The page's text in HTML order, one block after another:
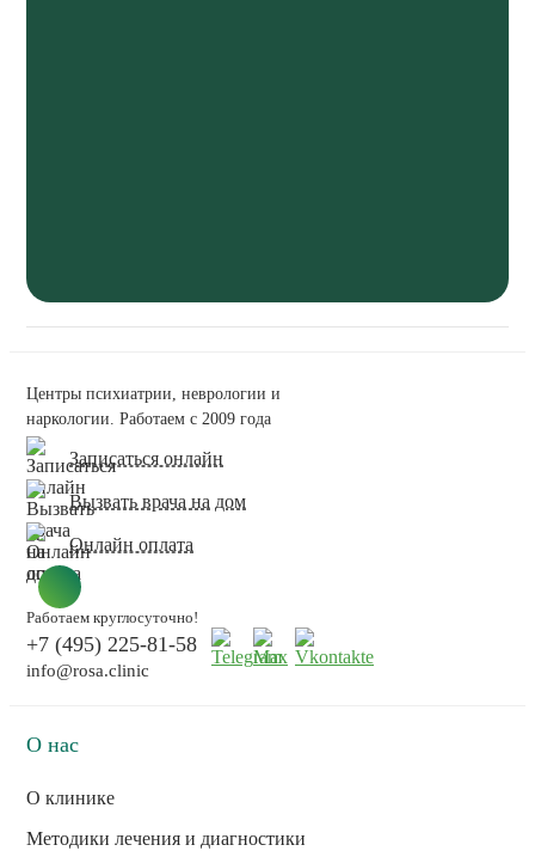
Центры психиатрии, неврологии и
наркологии. Работаем с 2009 года
Записаться онлайн
Вызвать врача на дом
Онлайн оплата
Работаем круглосуточно!
+7 (495) 225-81-58
info@rosa.clinic
О нас
О клинике
Методики лечения и диагностики